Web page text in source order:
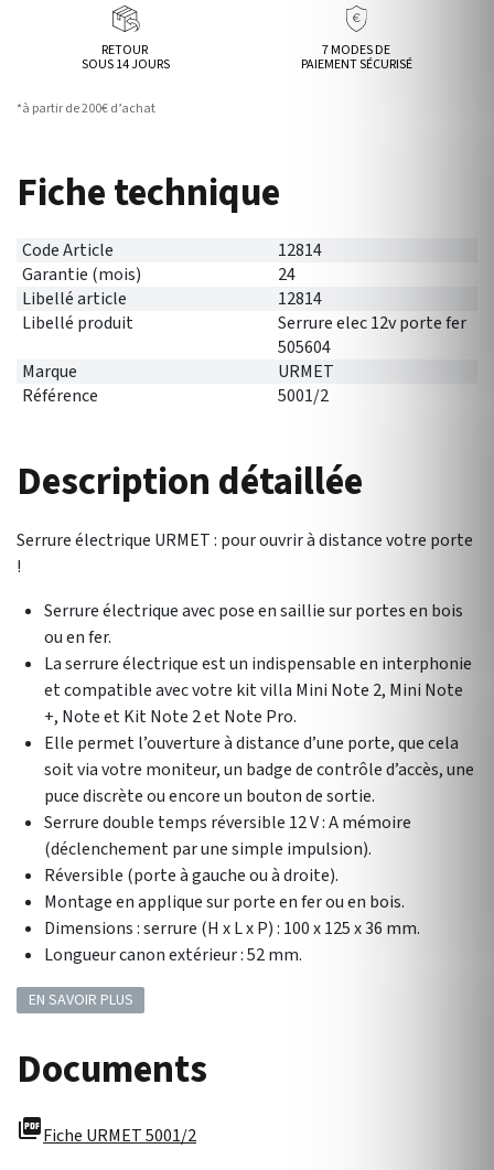
RETOUR
SOUS 14 JOURS
7 MODES DE
PAIEMENT SÉCURISÉ
*à partir de 200€ d’achat
Fiche technique
Code Article
12814
Garantie (mois)
24
Libellé article
12814
Libellé produit
Serrure elec 12v porte fer
505604
Marque
URMET
Référence
5001/2
Description détaillée
Serrure électrique URMET : pour ouvrir à distance votre porte
!
Serrure électrique avec pose en saillie sur portes en bois
ou en fer.
La serrure électrique est un indispensable en interphonie
et compatible avec votre kit villa Mini Note 2, Mini Note
+, Note et Kit Note 2 et Note Pro.
Elle permet l’ouverture à distance d’une porte, que cela
soit via votre moniteur, un badge de contrôle d’accès, une
puce discrète ou encore un bouton de sortie.
Serrure double temps réversible 12 V : A mémoire
(déclenchement par une simple impulsion).
Réversible (porte à gauche ou à droite).
Montage en applique sur porte en fer ou en bois.
Dimensions : serrure (H x L x P) : 100 x 125 x 36 mm.
Longueur canon extérieur : 52 mm.
EN SAVOIR PLUS
Documents
picture_as_pdfFiche URMET 5001/2